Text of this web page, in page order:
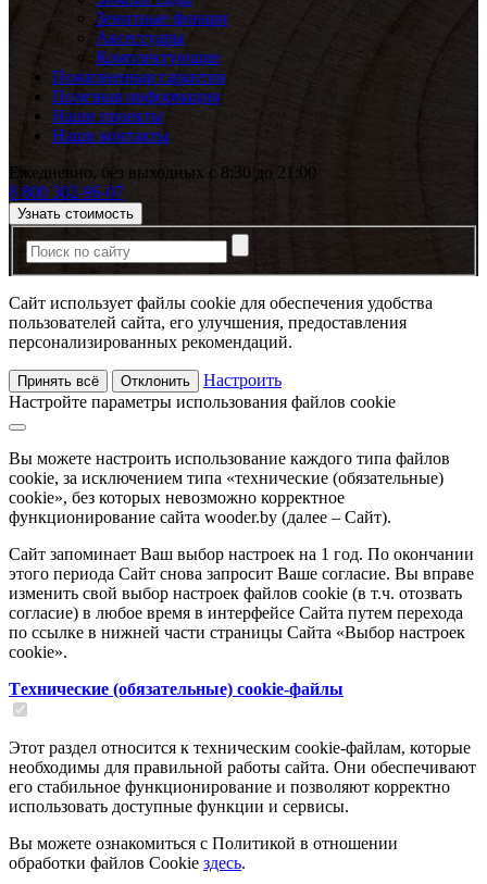
Зенитные фонари
Аксессуары
Комплектующие
Пожизненная гарантия
Полезная информация
Наши проекты
Наши контакты
Ежедневно, без выходных с 8:30 до 21:00
8 800 302-96-07
Узнать стоимость
Сайт использует файлы cookie для обеспечения удобства
пользователей сайта, его улучшения, предоставления
персонализированных рекомендаций.
Принять всё Отклонить
Настроить
Настройте параметры использования файлов cookie
Вы можете настроить использование каждого типа файлов
cookie, за исключением типа «технические (обязательные)
cookie», без которых невозможно корректное
функционирование сайта wooder.by (далее – Сайт).
Сайт запоминает Ваш выбор настроек на 1 год. По окончании
этого периода Сайт снова запросит Ваше согласие. Вы вправе
изменить свой выбор настроек файлов cookie (в т.ч. отозвать
согласие) в любое время в интерфейсе Сайта путем перехода
по ссылке в нижней части страницы Сайта «Выбор настроек
cookie».
Tехнические (обязательные) cookie-файлы
Этот раздел относится к техническим cookie-файлам, которые
необходимы для правильной работы сайта. Они обеспечивают
его стабильное функционирование и позволяют корректно
использовать доступные функции и сервисы.
Вы можете ознакомиться с Политикой в отношении
обработки файлов Cookie здесь.